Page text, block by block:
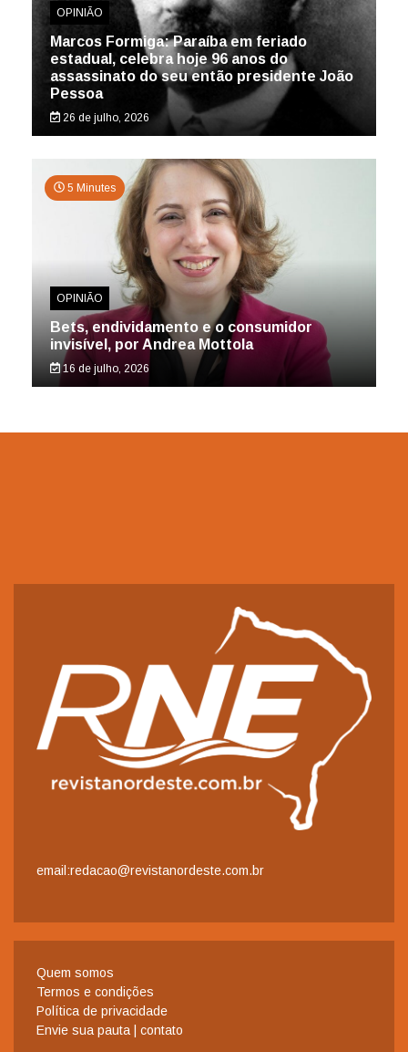
OPINIÃO
Marcos Formiga: Paraíba em feriado
estadual, celebra hoje 96 anos do
assassinato do seu então presidente João
Pessoa
26 de julho, 2026
5 Minutes
OPINIÃO
Bets, endividamento e o consumidor
invisível, por Andrea Mottola
16 de julho, 2026
email:redacao@revistanordeste.com.br
Quem somos
Termos e condições
Política de privacidade
Envie sua pauta | contato